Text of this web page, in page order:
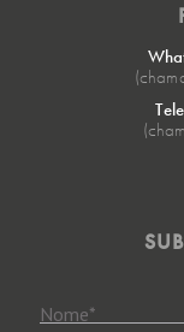
Nome*